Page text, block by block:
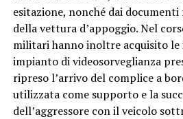
esitazione, nonché dai
della vettura d’appoggio. Nel
militari hanno inoltre acquisito le
impianto di videosorveglianza
ripreso l’arrivo del complice a
utilizzata come supporto e la
dell’aggressore con il veicolo